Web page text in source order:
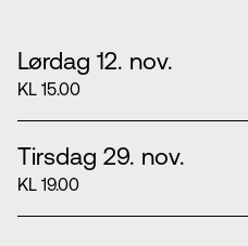
Lørdag 12. nov.
KL 15.00
Tirsdag 29. nov.
KL 19.00